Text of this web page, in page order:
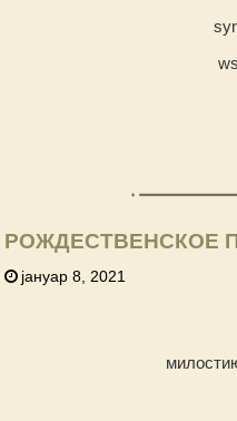
РОЖДЕСТВЕНСКОЕ
јануар 8, 2021